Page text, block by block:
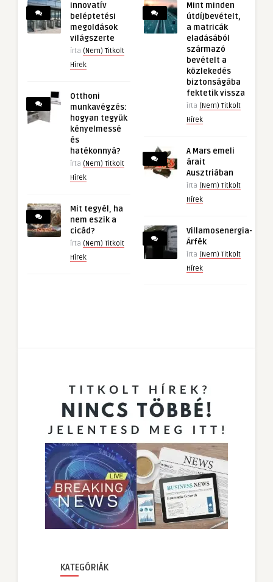
Innovatív
beléptetési
megoldások
világszerte
írta (Nem) Titkolt
Hírek
Otthoni
munkavégzés:
hogyan tegyük
kényelmessé
és
hatékonnyá?
írta (Nem) Titkolt
Hírek
Mit tegyél, ha
nem eszik a
cicád?
írta (Nem) Titkolt
Hírek
Mint minden
útdíjbevételt,
a matricák
eladásából
származó
bevételt a
közlekedés
biztonságába
fektetik vissza
írta (Nem) Titkolt
Hírek
A Mars emeli
árait
Ausztriában
írta (Nem) Titkolt
Hírek
Villamosenergia-
Árfék
írta (Nem) Titkolt
Hírek
KATEGÓRIÁK